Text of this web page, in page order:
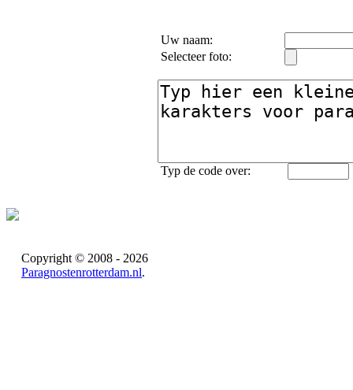
Uw naam:
Selecteer foto:
Typ de code over:
Copyright © 2008 - 2026
Paragnostenrotterdam.nl.